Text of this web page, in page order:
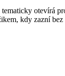
tematicky otevírá
kdy zazní